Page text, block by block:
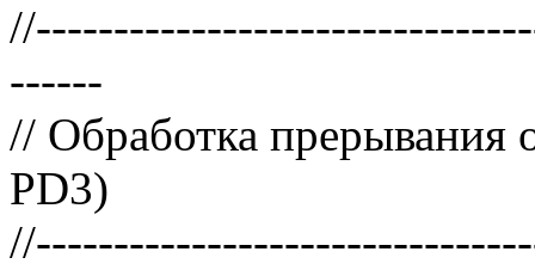
------
// Обработка прерывания
PD3)